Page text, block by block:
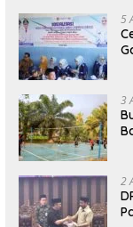
5
3
2